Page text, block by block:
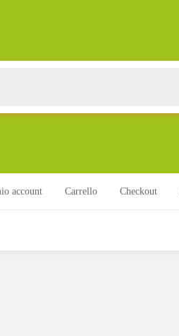
account Carrello Checkout